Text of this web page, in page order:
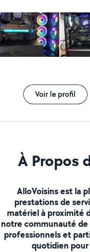
boutiques en ligne (e-
pour améliorer votre visibilité
garantis un service rapide
tarifs compétitifs. Étant trilingue, je peux vous aider en
français, anglais ou
onze cinquante trois
Voir le profil
À Propos
AlloVoisins est la
prestations de
matériel à proximité
notre communauté
professionnels et
quotidien